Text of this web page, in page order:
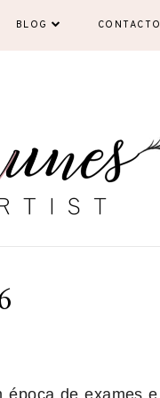
BLOG
época de exames e